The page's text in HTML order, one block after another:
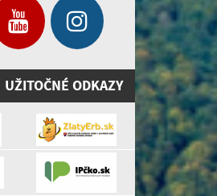
UŽITOČNÉ ODKAZY